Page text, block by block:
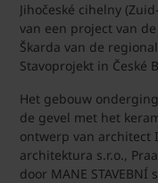
Jihočeské cihelny
van een project van
Škarda van de
Stavoprojekt in České
Het gebouw
de gevel met het
ontwerp van architect
architektura s.r.o.,
door MANE STAVEBNÍ